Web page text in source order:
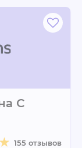
С
155 отзывов